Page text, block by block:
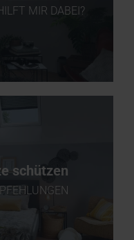
MIR DABEI?
schützen